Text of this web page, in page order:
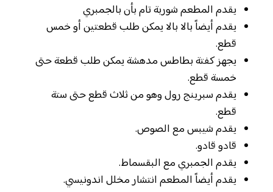
يقدم المطعم شوربة تام بأن بالجمبري
يقدم أيضاً بالا بالا يمكن طلب قطعتين أو خمس
قطع.
يجهز كفتة بطاطس مدهشة يمكن طلب قطعة حتى
خمسة قطع.
يقدم سبرينج رول وهو من ثلاث قطع حتى ستة
قطع.
يقدم شيبس مع الصوص.
قادو قادو.
يقدم الجمبري مع البقسماط.
يقدم أيضاً المطعم انتشار مخلل اندونيسي.